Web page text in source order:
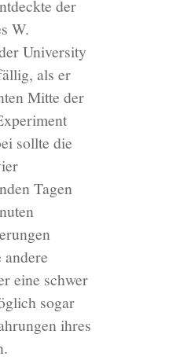
der
W.
University
als er
Mitte der
sollte die
Tagen
eine schwer
sogar
ihres